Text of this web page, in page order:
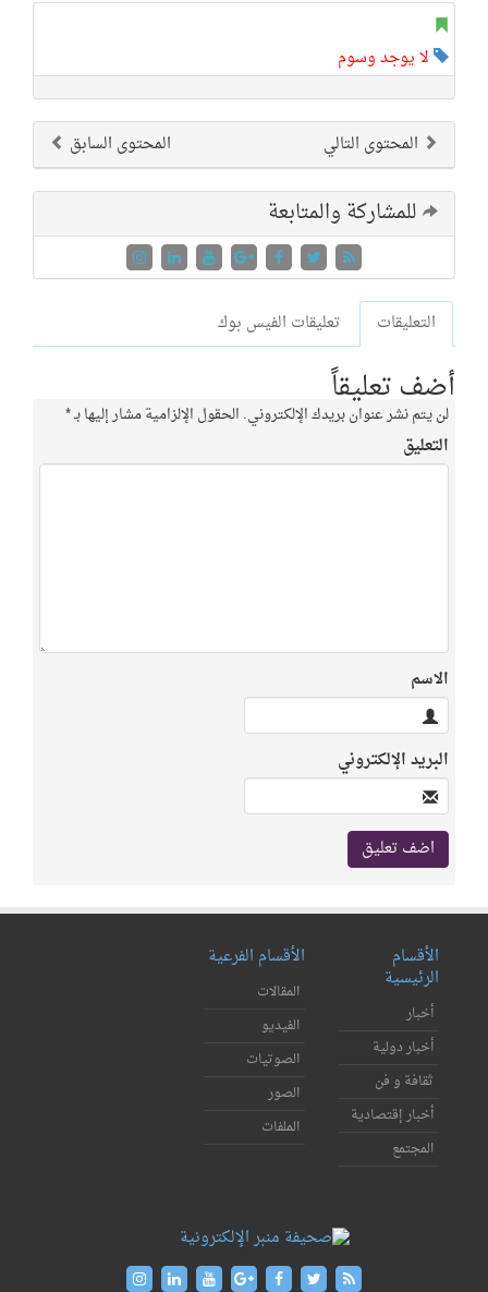
لا يوجد وسوم
المحتوى السابق المحتوى التالي
للمشاركة والمتابعة
التعليقات تعليقات الفيس بوك
أضف تعليقاً
لن يتم نشر عنوان بريدك الإلكتروني. الحقول الإلزامية مشار إليها بـ*
التعليق
الاسم
البريد الإلكتروني
الأقسام
الرئيسية
أخبار
أخبار دولية
ثقافة و فن
أخبار إقتصادية
المجتمع
الأقسام الفرعية
المقالات
الفيديو
الصوتيات
الصور
الملفات